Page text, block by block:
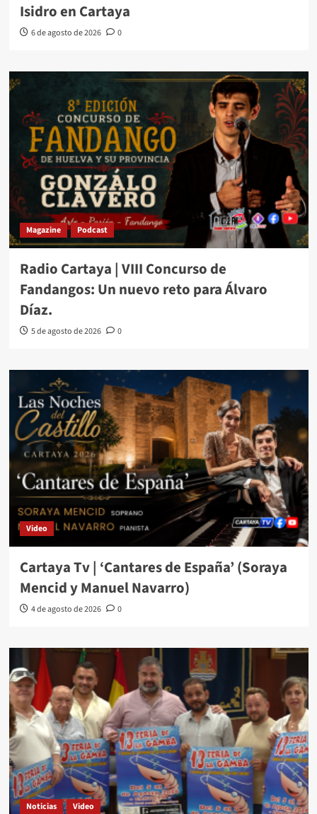
Isidro en Cartaya
6 de agosto de 2026 0
Magazine Podcast
Radio Cartaya | VIII Concurso de
Fandangos: Un nuevo reto para Álvaro
Díaz.
5 de agosto de 2026 0
Video
Cartaya Tv | ‘Cantares de España’ (Soraya
Mencid y Manuel Navarro)
4 de agosto de 2026 0
Noticias Video